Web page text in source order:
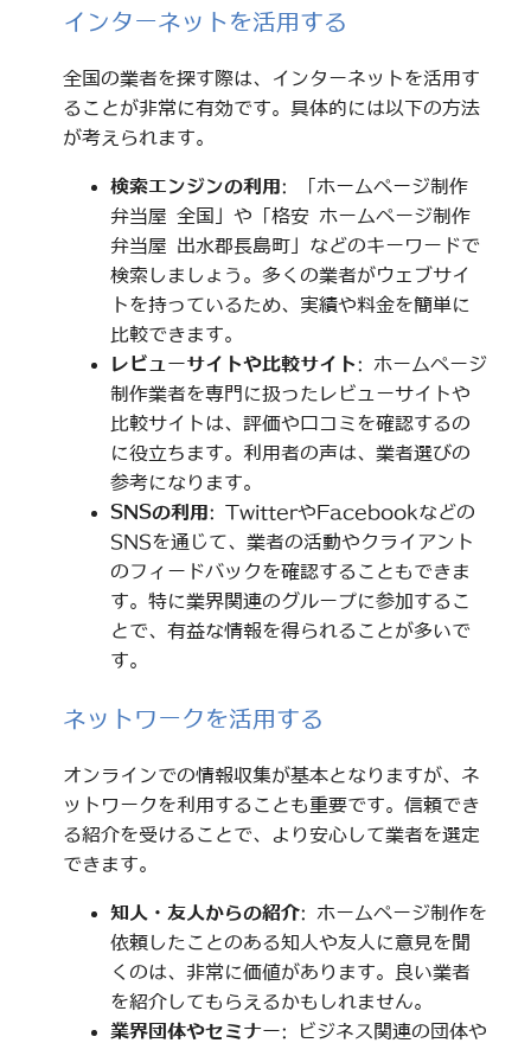
インターネットを活用する
全国の業者を探す際は、インターネットを活用す
ることが非常に有効です。具体的には以下の方法
が考えられます。
検索エンジンの利用 : 「ホームページ制作
弁当屋 全国」や「格安 ホームページ制作
弁当屋 出水郡長島町」などのキーワードで
検索しましょう。多くの業者がウェブサイ
トを持っているため、実績や料金を簡単に
比較できます。
レビューサイトや比較サイト: ホームページ
制作業者を専門に扱ったレビューサイトや
比較サイトは、評価や口コミを確認するの
に役立ちます。利用者の声は、業者選びの
参考になります。
SNSの利用 : TwitterやFacebookなどの
SNSを通じて、業者の活動やクライアント
のフィードバックを確認することもできま
す。特に業界関連のグループに参加するこ
とで、有益な情報を得られることが多いで
す。
ネットワークを活用する
オンラインでの情報収集が基本となりますが、ネ
ットワークを利用することも重要です。信頼でき
る紹介を受けることで、より安心して業者を選定
できます。
知人・友人からの紹介: ホームページ制作を
依頼したことのある知人や友人に意見を聞
くのは、非常に価値があります。良い業者
を紹介してもらえるかもしれません。
業界団体やセミナー: ビジネス関連の団体や